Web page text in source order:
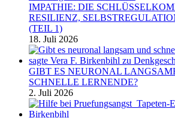
IMPATHIE: DIE
RESILIENZ,
(TEIL 1)
18. Juli 2026
GIBT ES NEURONAL
SCHNELLE LERNENDE?
2. Juli 2026